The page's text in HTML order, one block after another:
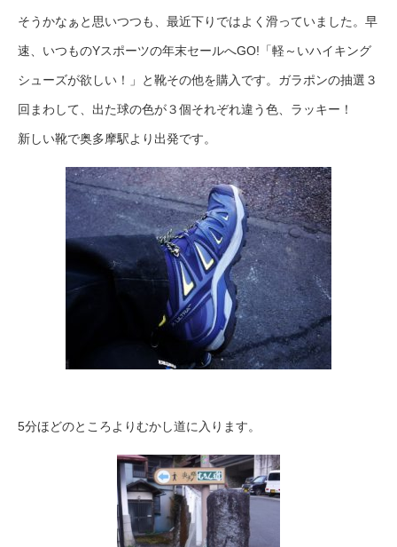
そうかなぁと思いつつも、最近下りではよく滑っていました。早
速、いつものYスポーツの年末セールへGO!「軽～いハイキング
シューズが欲しい！」と靴その他を購入です。ガラポンの抽選３
回まわして、出た球の色が３個それぞれ違う色、ラッキー！
新しい靴で奥多摩駅より出発です。
5分ほどのところよりむかし道に入ります。